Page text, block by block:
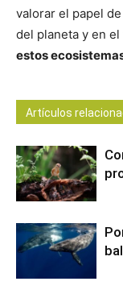
valorar el papel
del planeta y en
estos
Artículos